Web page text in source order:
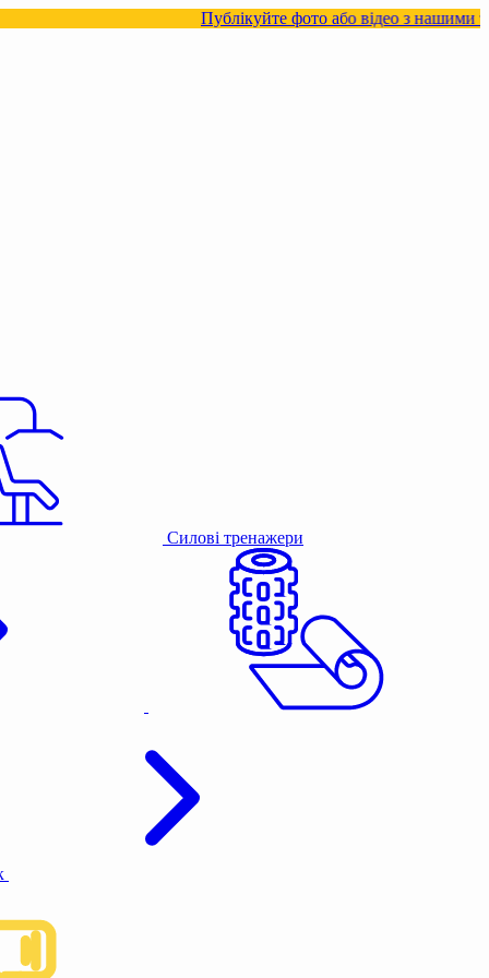
Публікуйте фото або відео з нашими товарами в
Силові тренажери